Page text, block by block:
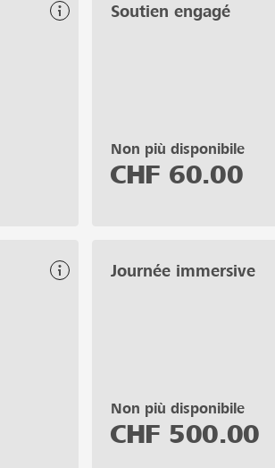
Soutien engagé
Non più disponibile
CHF 60.00
Journée immersive
Non più disponibile
CHF 500.00